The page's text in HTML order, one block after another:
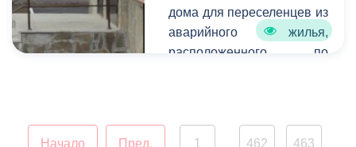
дома для переселенцев из
аварийного жилья,
расположенного по
семей.
Начало Пред.
1
462 463